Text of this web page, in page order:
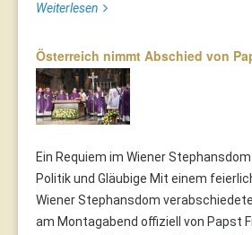
Weiterlesen
Österreich nimmt Abschied von
Ein Requiem im Wiener
Politik und Gläubige Mit einem
Wiener Stephansdom
am Montagabend offiziell von Papst